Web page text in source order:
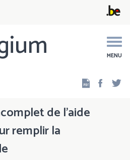
MENU
de l'aide
remplir la